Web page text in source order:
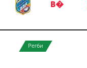
В�
Регби